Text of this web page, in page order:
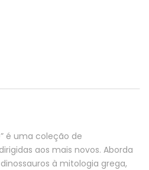
é uma coleção de
aos mais novos. Aborda
à mitologia grega,